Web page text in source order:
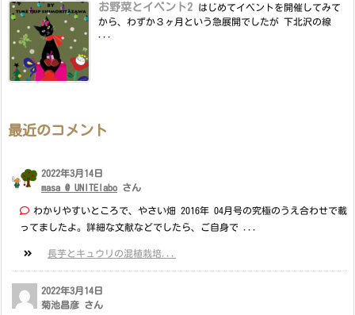
お野菜とイベント2
はじめてイベントを開催してみて
から、わずか３ヶ月という急展開でしたが 下北沢の線
最近のコメント
2022年3月14日
masa @ UNITElabo さん
わかりやすいところで、やさい畑 2016年 04月号の究極のうえ合わせで載
ってましたよ。詳細な文献などでしたら、ご自身で ...
長芋とキュウリの混植栽培...
2022年3月14日
菊池昌彦 さん